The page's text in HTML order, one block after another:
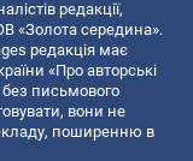
редакції,
«Золота середина».
редакція має
«Про авторські
без письмового
вони не
поширенню в